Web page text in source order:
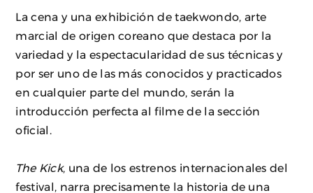
La cena y una exhibición de taekwondo, arte
marcial de origen coreano que destaca por la
variedad y la espectacularidad de sus técnicas y
por ser uno de las más conocidos y practicados
en cualquier parte del mundo, serán la
introducción perfecta al filme de la sección
oficial.
The Kick, una de los estrenos internacionales del
festival, narra precisamente la historia de una